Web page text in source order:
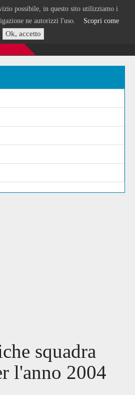
possibile, in questo sito utilizziamo i
ne autorizzi l'uso. Scopri come
Ok, accetto
squadra
l'anno 2004